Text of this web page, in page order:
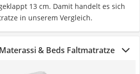
13 cm. Damit handelt es sich
in unserem Vergleich.
& Beds Faltmatratze